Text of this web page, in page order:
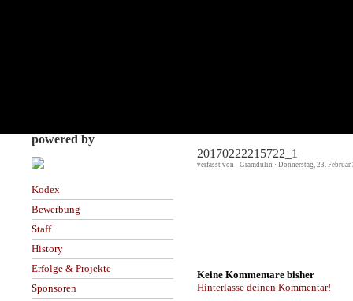
powered by
Kodex
Bewerbung
Staff
History
Erfolge & Projekte
Sponsoren
20170222215722_1
verfasst von - Gramdulin · Donnerstag, 23.
Keine Kommentare bisher
Hinterlasse deinen Kommentar!